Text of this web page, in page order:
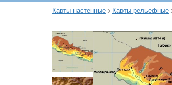
Карты настенные Карты рельефные